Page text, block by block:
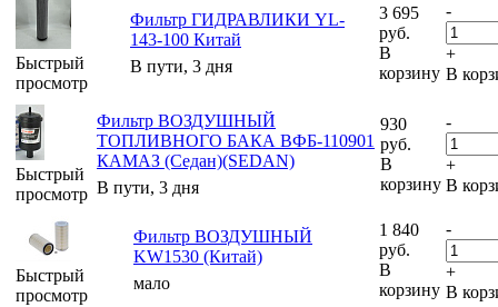
Быстрый
просмотр
Фильтр ГИДРАВЛИКИ YL-
143-100 Китай
В пути, 3 дня
3 695
руб.
В
корзину
-
+
В
Быстрый
просмотр
Фильтр ВОЗДУШНЫЙ
ТОПЛИВНОГО БАКА ВФБ-110901
КАМАЗ (Седан)(SEDAN)
В пути, 3 дня
930
руб.
В
корзину
-
+
В
Быстрый
просмотр
Фильтр ВОЗДУШНЫЙ
KW1530 (Китай)
мало
1 840
руб.
В
корзину
-
+
В